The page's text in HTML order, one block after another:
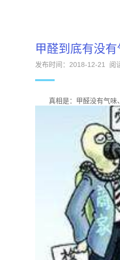
甲醛到底有没有
发布时间：2018-12-21 阅
真相是：甲醛没有气味